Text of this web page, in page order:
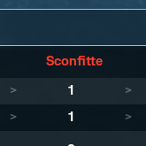
Sconfitte
> 1 >
> 1 >